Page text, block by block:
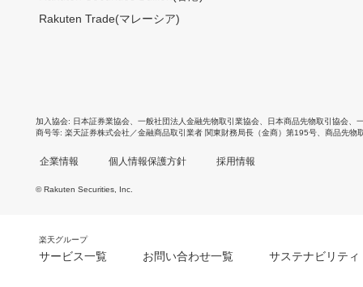
Rakuten Trade(マレーシア)
加入協会 日本証券業協会 一般社団法人金融先物取引業協会 日本商品先物取引協会
商号等 楽天証券株式会社／金融商品取引業者 関東財務局長（金商）第195号、商品先物
企業情報 個人情報保護方針 採用情報
© Rakuten Securities, Inc.
楽天グループ
サービス一覧 お問い合わせ一覧 サステナビリティ